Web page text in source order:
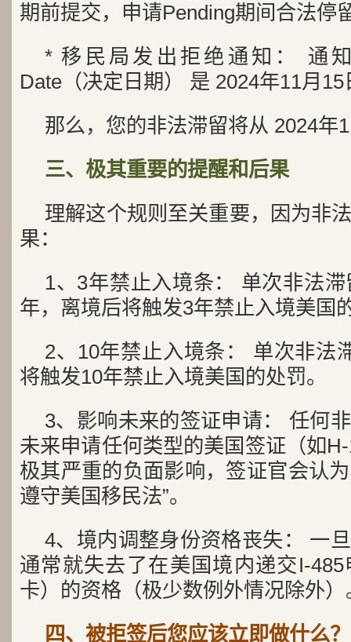
期前提交，申请Pending期间合法停
* 移民局发出拒绝通知： 通
Date（决定日期） 是 2024年11月15
那么，您的非法滞留将从 2024年
三、极其重要的提醒和后果
理解这个规则至关重要，因为非
果：
1、3年禁止入境条： 单次非法
年，离境后将触发3年禁止入境美国
2、10年禁止入境条： 单次非法
将触发10年禁止入境美国的处罚。
3、影响未来的签证申请： 任何
未来申请任何类型的美国签证（如
极其严重的负面影响，签证官会认为
遵守美国移民法”。
4、境内调整身份资格丧失： 一
通常就失去了在美国境内递交I-
卡）的资格（极少数例外情况除外）
四、被拒签后您应该立即做什么？